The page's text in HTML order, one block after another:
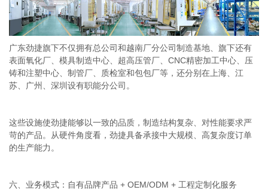
广东劲捷旗下不仅拥有总公司和越南厂分公司制造基地、旗下还有
表面氧化厂、模具制造中心、超高压管厂、CNC精密加工中心、压
铸和注塑中心、制管厂、质检室和包包厂等，还分别在上海、江
苏、广州、深圳设有职能分公司。
这些设施使劲捷能够以一致的品质，制造结构复杂、对性能要求严
苛的产品。从硬件角度看，劲捷具备承接中大规模、高复杂度订单
的生产能力。
六、业务模式：自有品牌产品 + OEM/ODM + 工程定制化服务